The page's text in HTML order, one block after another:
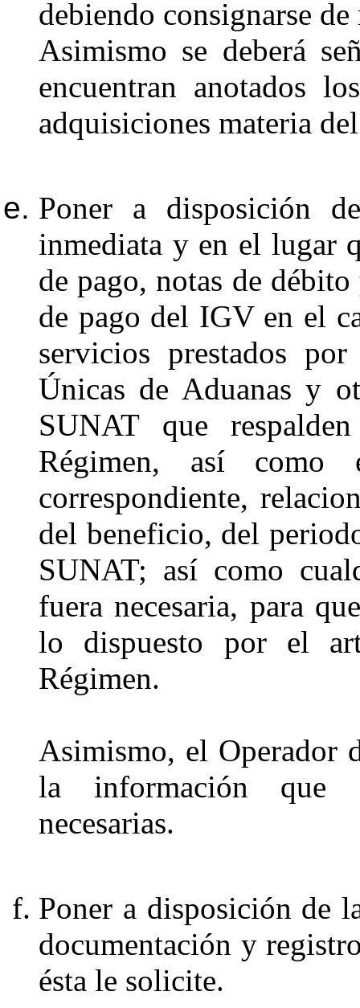
debiendo consignarse
Asimismo se deberá
encuentran anotados
adquisiciones materia
Poner a disposición
inmediata y en el lugar
de pago, notas de
de pago del IGV en el
servicios prestados
Únicas de Aduanas y
SUNAT que
Régimen, así como
correspondiente,
del beneficio, del
SUNAT; así como
fuera necesaria, para
lo dispuesto por el
Régimen.
Asimismo, el Operador
la información que
necesarias.
Poner a disposición de
documentación y
ésta le solicite.